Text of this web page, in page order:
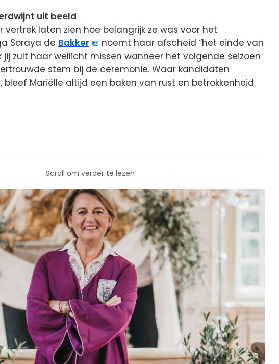
uit beeld
vertrek laten zien hoe belangrijk ze was voor het
Soraya de Bakker
noemt haar afscheid “het einde van
jij zult haar wellicht missen wanneer het volgende seizoen
stem bij de ceremonie. Waar kandidaten
bleef Mariëlle altijd een baken van rust en betrokkenheid.
Scroll om verder te lezen